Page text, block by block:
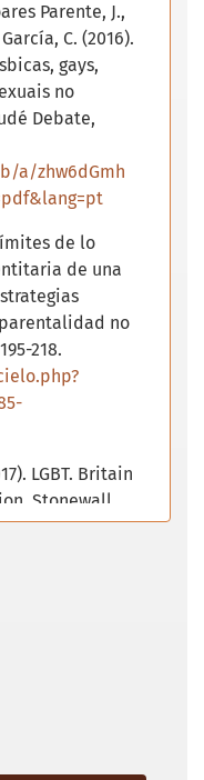
Parente, J.,
C. (2016).
gays,
no
Debate,
a/zhw6dGmh
de lo
de una
no
218.
LGBT. Britain
Stonewall.
system/files/l
Unido. La